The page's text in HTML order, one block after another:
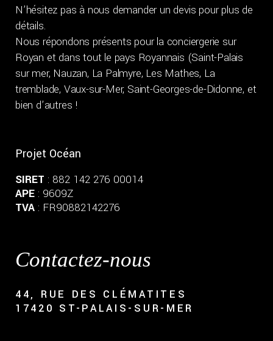
N’hésitez pas à nous demander un devis pour plus de
détails.
Nous répondons présents pour la conciergerie sur
Royan et dans tout le pays Royannais (Saint-Palais
sur mer, Nauzan, La Palmyre, Les Mathes, La
tremblade, Vaux-sur-Mer, Saint-Georges-de-Didonne, et
bien d’autres !
Projet Océan
SIRET : 882 142 276 00014
APE : 9609Z
TVA : FR90882142276
Contactez-nous
44, RUE DES CLÉMATITES
17420 ST-PALAIS-SUR-MER